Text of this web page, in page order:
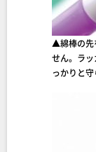
▲綿棒の先
せん。ラ
っかりと